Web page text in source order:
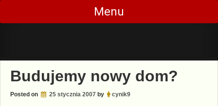
Skip
content
Menu
Budujemy nowy dom?
Posted on 25 stycznia 2007 by cynik9